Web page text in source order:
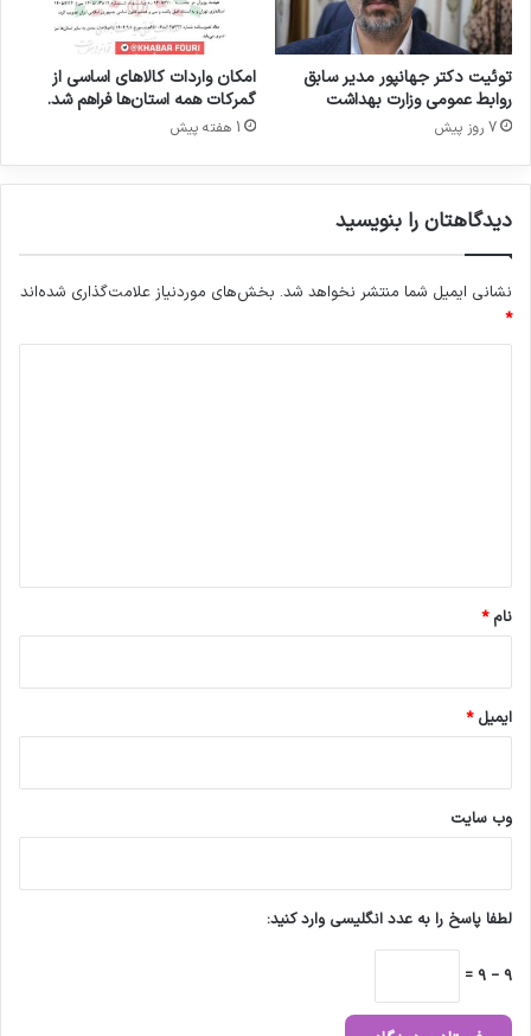
توئیت دکتر جهانپور مدیر سابق
روابط عمومی وزارت بهداشت
7 روز پیش
امکان واردات کالاهای اساسی از
گمرکات همه استان‌ها فراهم شد.
1 هفته پیش
دیدگاهتان را بنویسید
نشانی ایمیل شما منتشر نخواهد شد. بخش‌های موردنیاز علامت‌گذاری شده‌اند
*
نام*
ایمیل*
وب‌ سایت
لطفا پاسخ را به عدد انگلیسی وارد کنید:
9 − 9 =